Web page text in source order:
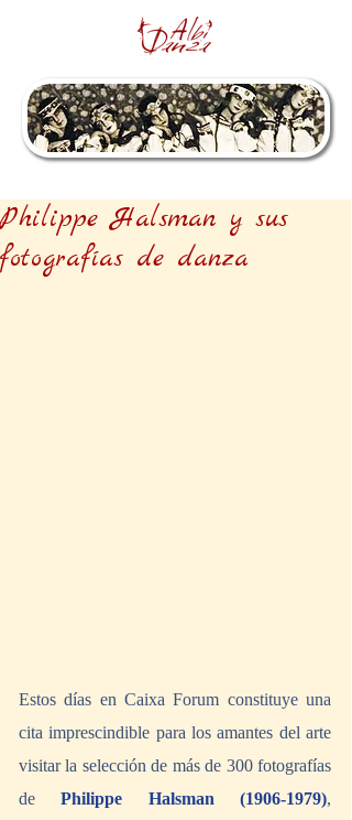
Philippe Halsman y sus
fotografías de danza
Estos días en Caixa Forum constituye una
cita imprescindible para los amantes del arte
visitar la selección de más de 300 fotografías
de Philippe Halsman (1906-1979),